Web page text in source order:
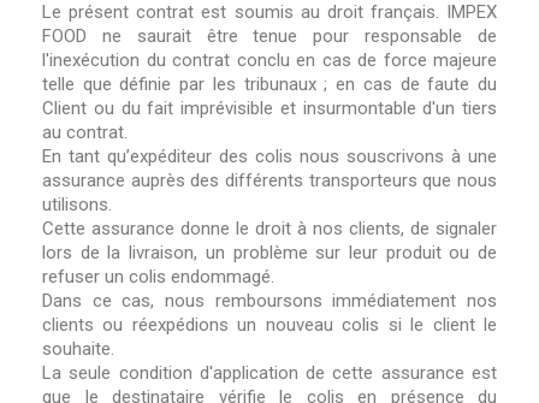
Le présent contrat est soumis au droit français. IMPEX
FOOD ne saurait être tenue pour responsable de
l'inexécution du contrat conclu en cas de force majeure
telle que définie par les tribunaux ; en cas de faute du
Client ou du fait imprévisible et insurmontable d'un tiers
au contrat.
En tant qu’expéditeur des colis nous souscrivons à une
assurance auprès des différents transporteurs que nous
utilisons.
Cette assurance donne le droit à nos clients, de signaler
lors de la livraison, un problème sur leur produit ou de
refuser un colis endommagé.
Dans ce cas, nous remboursons immédiatement nos
clients ou réexpédions un nouveau colis si le client le
souhaite.
La seule condition d'application de cette assurance est
que le destinataire vérifie le colis en présence du